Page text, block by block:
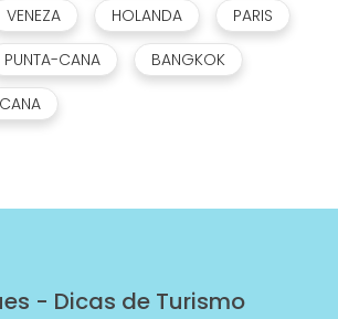
VENEZA HOLANDA
PARIS
PUNTA-CANA
BANGKOK
- Dicas de Turismo